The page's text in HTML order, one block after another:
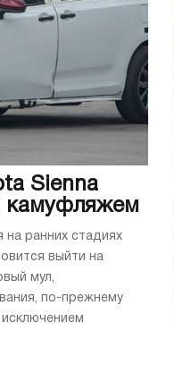
Sienna
камуфляжем
на ранних стадиях
выйти на
мул,
по-прежнему